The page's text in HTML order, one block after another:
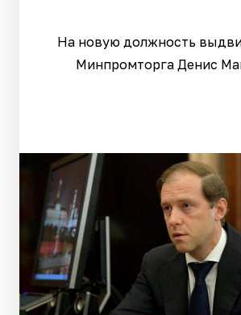
На новую должность
Минпромторга Денис